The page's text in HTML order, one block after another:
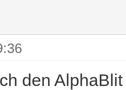
den